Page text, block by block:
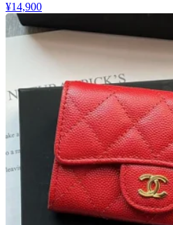
¥14,900